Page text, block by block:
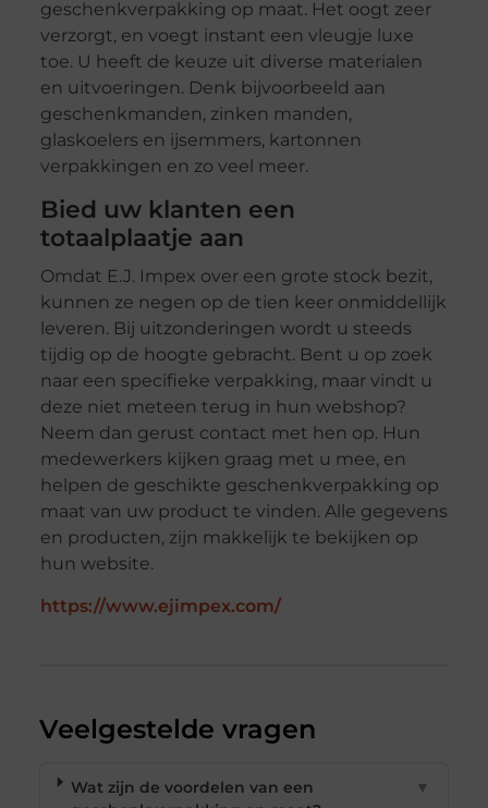
geschenkverpakking op maat. Het oogt zeer
verzorgt, en voegt instant een vleugje luxe
toe. U heeft de keuze uit diverse materialen
en uitvoeringen. Denk bijvoorbeeld aan
geschenkmanden, zinken manden,
glaskoelers en ijsemmers, kartonnen
verpakkingen en zo veel meer.
Bied uw klanten een
totaalplaatje aan
Omdat E.J. Impex over een grote stock bezit,
kunnen ze negen op de tien keer onmiddellijk
leveren. Bij uitzonderingen wordt u steeds
tijdig op de hoogte gebracht. Bent u op zoek
naar een specifieke verpakking, maar vindt u
deze niet meteen terug in hun webshop?
Neem dan gerust contact met hen op. Hun
medewerkers kijken graag met u mee, en
helpen de geschikte geschenkverpakking op
maat van uw product te vinden. Alle gegevens
en producten, zijn makkelijk te bekijken op
hun website.
https://www.ejimpex.com/
Veelgestelde vragen
Wat zijn de voordelen van een
▼